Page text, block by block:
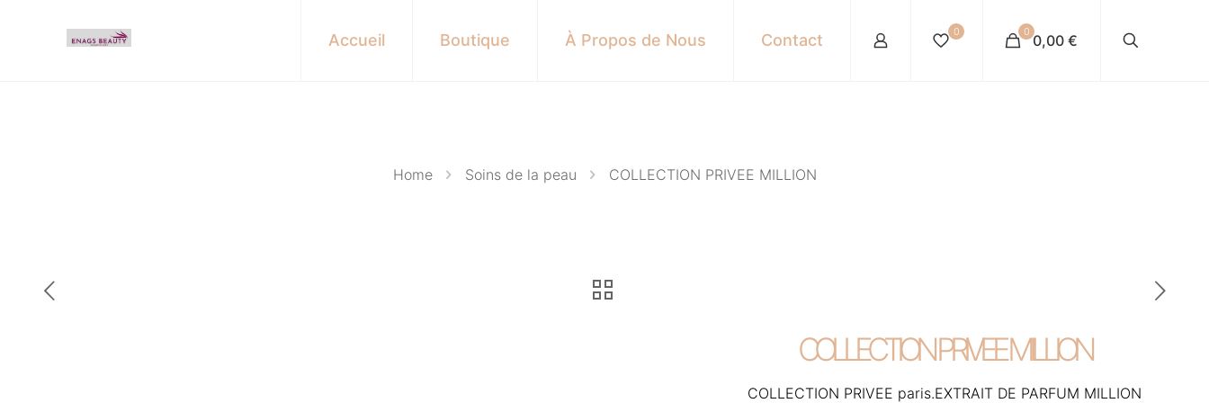
Accueil Boutique À Propos de Nous Contact 0 0 0,00 €
Home Soins de la peau COLLECTION PRIVEE MILLION
COLLECTION PRIVEE MILLION
COLLECTION PRIVEE paris.EXTRAIT DE PARFUM MILLION